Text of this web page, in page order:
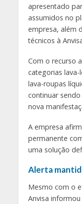
apresentado
assumidos no
empresa, além
técnicos à
Com o recurso
categorias lava-
lava-roupas
continuar
nova
A empresa
permanente
uma solução
Alerta
Mesmo com o
Anvisa